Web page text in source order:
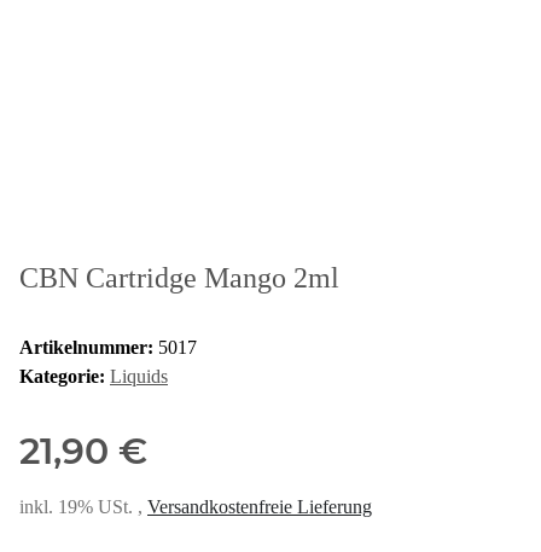
CBN Cartridge Mango 2ml
Artikelnummer: 5017
Kategorie: Liquids
21,90 €
inkl. 19% USt. , Versandkostenfreie Lieferung